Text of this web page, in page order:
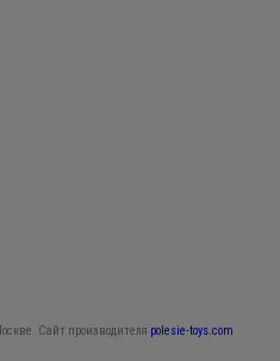
Сайт производителя polesie-toys.com